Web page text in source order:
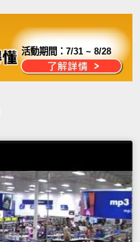
活動期間：7/31 ~ 8/28